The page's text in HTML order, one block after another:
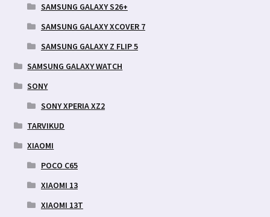
SAMSUNG GALAXY S26+
SAMSUNG GALAXY XCOVER 7
SAMSUNG GALAXY Z FLIP 5
SAMSUNG GALAXY WATCH
SONY
SONY XPERIA XZ2
TARVIKUD
XIAOMI
POCO C65
XIAOMI 13
XIAOMI 13T